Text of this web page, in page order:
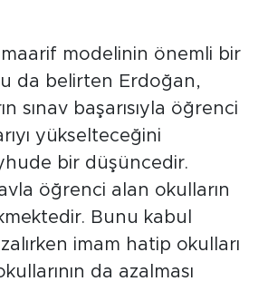
maarif modelinin önemli bir
da belirten Erdoğan,
sınav başarısıyla öğrenci
yükselteceğini
bir düşüncedir.
öğrenci alan okulların
Bunu kabul
imam hatip okulları
da azalması